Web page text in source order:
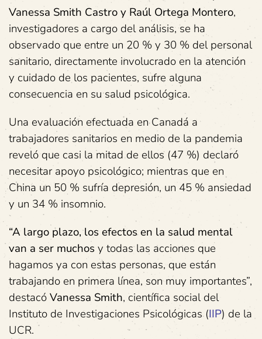
Vanessa Smith Castro y Raúl Ortega Montero,
investigadores a cargo del análisis, se ha
observado que entre un 20 % y 30 % del personal
sanitario, directamente involucrado en la atención
y cuidado de los pacientes, sufre alguna
consecuencia en su salud psicológica.
Una evaluación efectuada en Canadá a
trabajadores sanitarios en medio de la pandemia
reveló que casi la mitad de ellos (47 %) declaró
necesitar apoyo psicológico; mientras que en
China un 50 % sufría depresión, un 45 % ansiedad
y un 34 % insomnio.
“A largo plazo, los efectos en la salud mental
van a ser muchos y todas las acciones que
hagamos ya con estas personas, que están
trabajando en primera línea, son muy importantes”,
destacóVanessa Smith, científica social del
Instituto de Investigaciones Psicológicas (IIP) de la
UCR.